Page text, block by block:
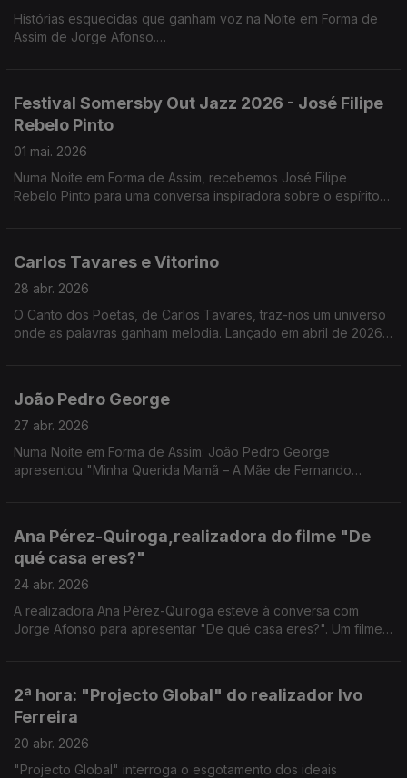
Histórias esquecidas que ganham voz na Noite em Forma de
Assim de Jorge Afonso.
Festival Somersby Out Jazz 2026 - José Filipe
Rebelo Pinto
01 mai. 2026
Numa Noite em Forma de Assim, recebemos José Filipe
Rebelo Pinto para uma conversa inspiradora sobre o espírito
Carlos Tavares e Vitorino
28 abr. 2026
O Canto dos Poetas, de Carlos Tavares, traz-nos um universo
onde as palavras ganham melodia. Lançado em abril de 2026,
João Pedro George
27 abr. 2026
Numa Noite em Forma de Assim: João Pedro George
apresentou "Minha Querida Mamã – A Mãe de Fernando
Ana Pérez-Quiroga,realizadora do filme "De
qué casa eres?"
24 abr. 2026
A realizadora Ana Pérez-Quiroga esteve à conversa com
Jorge Afonso para apresentar "De qué casa eres?". Um filme
2ª hora: "Projecto Global" do realizador Ivo
Ferreira
20 abr. 2026
"Projecto Global" interroga o esgotamento dos ideais